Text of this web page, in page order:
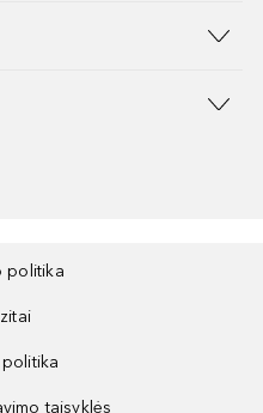
politika
taisyklės